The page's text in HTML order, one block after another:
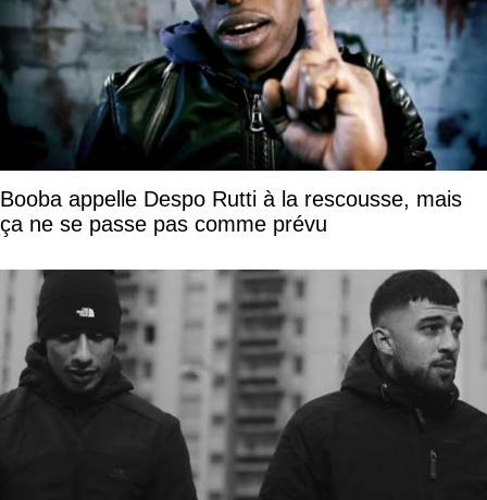
Booba appelle Despo Rutti à la rescousse, mais
ça ne se passe pas comme prévu